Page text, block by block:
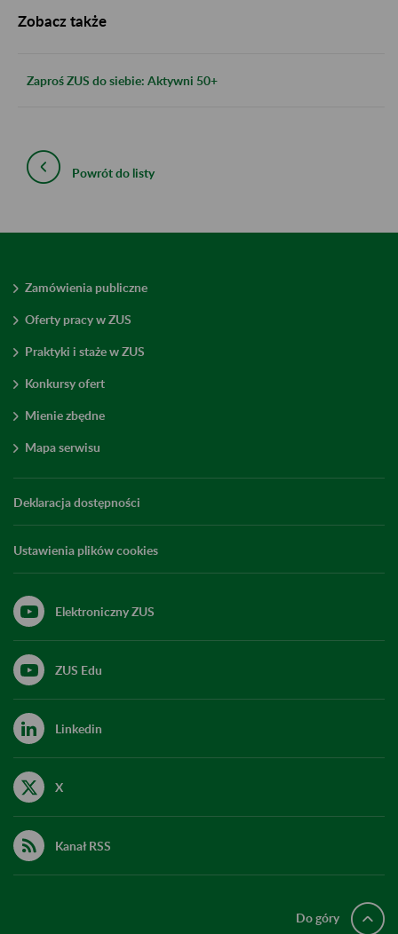
Zobacz także
Zaproś ZUS do siebie: Aktywni 50+
Powrót do listy
Zamówienia publiczne
Oferty pracy w ZUS
Praktyki i staże w ZUS
Konkursy ofert
Mienie zbędne
Mapa serwisu
Deklaracja dostępności
Ustawienia plików cookies
Elektroniczny ZUS
ZUS Edu
Linkedin
X
Kanał RSS
Do góry